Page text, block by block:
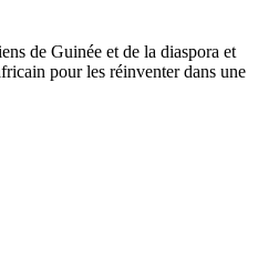
de Guinée et de la diaspora et
pour les réinventer dans une